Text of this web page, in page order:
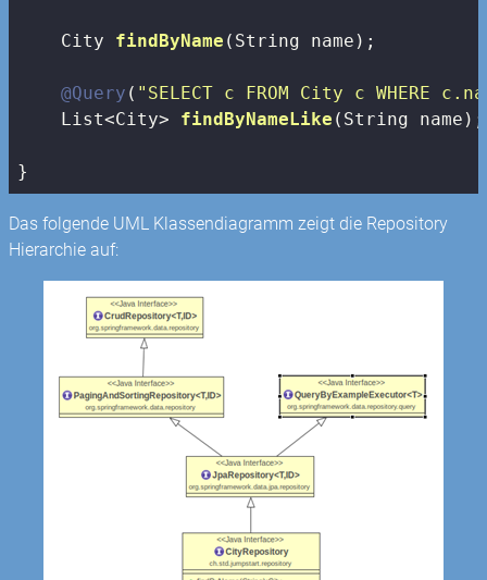
City findByName (String name) ;
@Query ( "SELECT c FROM City c WHERE
List<City> findByNameLike (String name) ;
}
Das folgende UML Klassendiagramm zeigt die Repository
Hierarchie auf: